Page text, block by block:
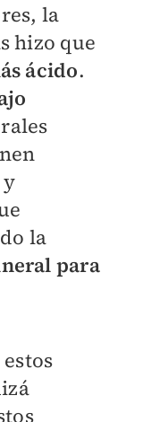
la
hizo que
ácido.
la
para